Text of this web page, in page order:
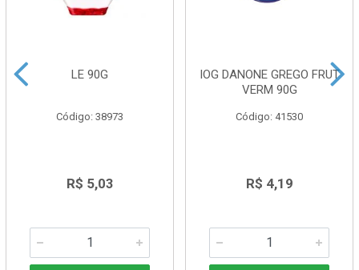
LE 90G
Código: 38973
R$ 5,03
IOG DANONE GREGO FRUT
VERM 90G
Código: 41530
R$ 4,19